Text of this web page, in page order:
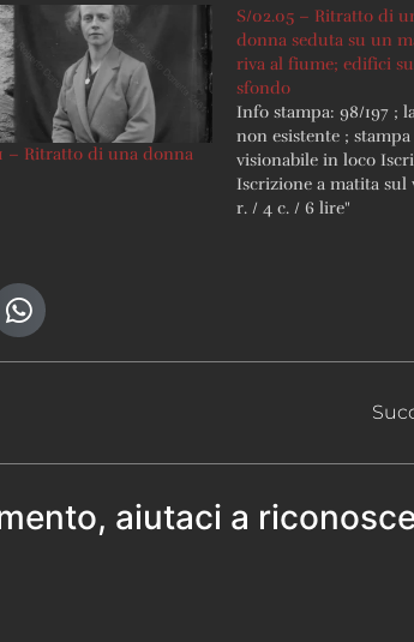
– Ritratto di una donna
S/02.05 – Ritratto di
donna seduta su un
riva al fiume; edifici
sfondo
Info stampa: 98/197 ;
non esistente ; stampa
visionabile in loco
Iscrizione a matita sul
r. / 4 c. / 6 lire"
aiutaci a